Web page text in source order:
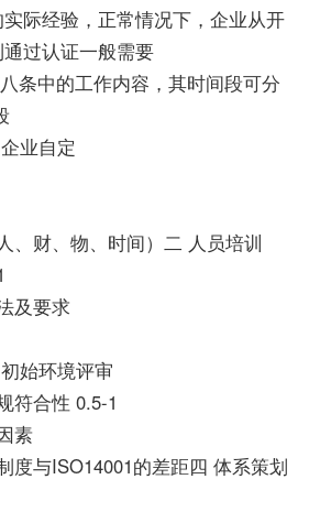
际经验，正常情况下，企业从开
过认证一般需要
条中的工作内容，其时间段可分
业自定
、财、物、时间）二 人员培训
及要求
始环境评审
符合性 0.5-1
素
度与ISO14001的差距四 体系策划